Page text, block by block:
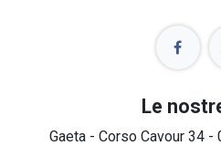
Le
Gaeta - Corso Cavour 34